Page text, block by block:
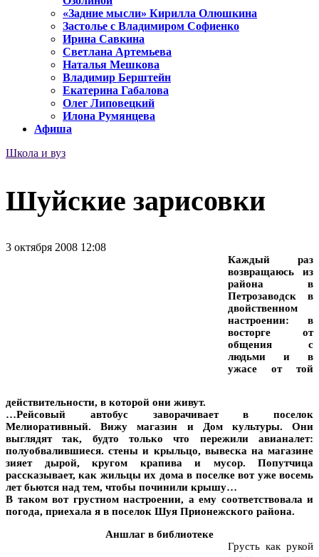
«Задние мысли» Кирилла Олюшкина
Застолье с Владимиром Софиенко
Ирина Савкина
Светлана Артемьева
Наталья Мешкова
Владимир Берштейн
Екатерина Габалова
Олег Липовецкий
Илона Румянцева
Афиша
Школа и вуз
Шуйские зарисовки
3 октября 2008 12:08
Каждый раз
возвращаюсь из
района в
Петрозаводск в
двойственном
настроении: в
восторге от
общения с
людьми и в
ужасе от той
действительности, в которой они живут.
…Рейсовый автобус заворачивает в поселок
Мелиоративный. Вижу магазин и Дом культуры. Они
выглядят так, будто только что пережили авианалет:
полуобвалившиеся. стены и крыльцо, вывеска на магазине
зияет дырой, кругом крапива и мусор. Попутчица
рассказывает, как жильцы их дома в поселке вот уже восемь
лет бьются над тем, чтобы починили крышу…
В таком вот грустном настроении, а ему соответствовала и
погода, приехала я в поселок Шуя Прионежского района.
Аншлаг в библиотеке
Грусть как рукой